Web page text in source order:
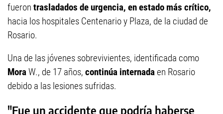
fueron trasladados de urgencia, en estado más crítico,
hacia los hospitales Centenario y Plaza, de la ciudad de
Rosario.
Una de las jóvenes sobrevivientes, identificada como
MoraW., de 17 años, continúa internadaen Rosario
debido a las lesiones sufridas.
"Fue un accidente que podría haberse